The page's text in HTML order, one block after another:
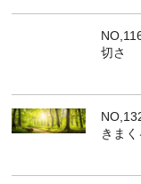
切さ
きま